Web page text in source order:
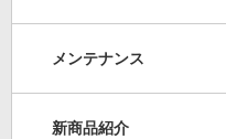
メンテナンス
新商品紹介